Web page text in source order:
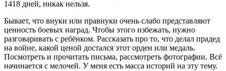
1418 дней, никак нельзя.
Бывает, что внуки или правнуки очень слабо представляют
ценность боевых наград. Чтобы этого избежать, нужно
разговаривать с ребёнком. Рассказать про то, что делал прадед
на войне, какой ценой достался этот орден или медаль.
Посмотреть и прочитать письма, рассмотреть фотографии. Всё
начинается с мелочей. У меня есть масса историй на эту тему.